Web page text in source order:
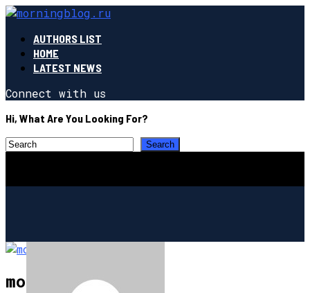
AUTHORS LIST
HOME
LATEST NEWS
Connect with us
Hi, What Are You Looking For?
morningblog.ru